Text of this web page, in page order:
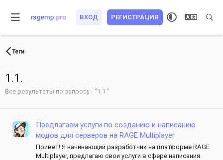
ВХОД РЕГИСТРАЦИЯ
Теги
1.1.
Все результаты по запросу - "1.1."
Предлагаем услуги по созданию и написанию
модов для серверов на RAGE Multiplayer
Привет! Я начинающий разработчик на платформе RAGE
Multiplayer, предлагаю свои услуги в сфере написания